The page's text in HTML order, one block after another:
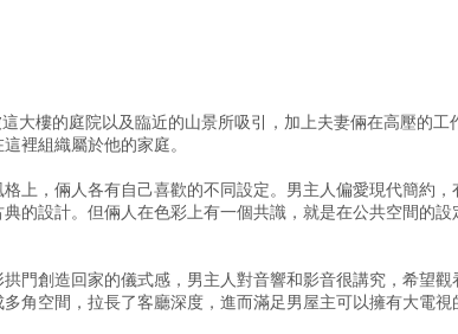
大樓的庭院以及臨近的山景所吸引，加上夫妻倆在高壓的工
裡組織屬於他的家庭。
上，倆人各有自己喜歡的不同設定。男主人偏愛現代簡約
的設計。但倆人在色彩上有一個共識，就是在公共空間的
門創造回家的儀式感，男主人對音響和影音很講究，希望
角空間，拉長了客廳深度，進而滿足男屋主可以擁有大電視